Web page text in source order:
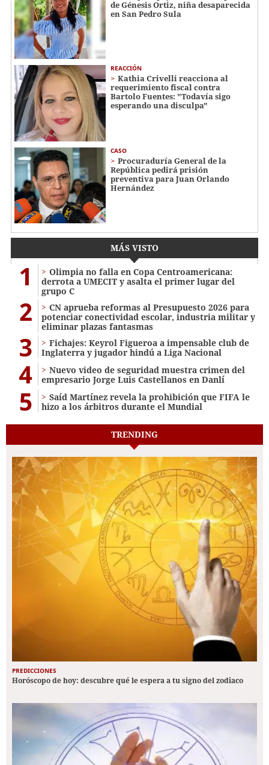
de Génesis Ortiz, niña desaparecida
en San Pedro Sula
REACCIÓN
Kathia Crivelli reacciona al
requerimiento fiscal contra
Bartolo Fuentes: "Todavía sigo
esperando una disculpa"
CASO
Procuraduría General de la
República pedirá prisión
preventiva para Juan Orlando
Hernández
MÁS VISTO
1
Olimpia no falla en Copa Centroamericana:
derrota a UMECIT y asalta el primer lugar del
grupo C
2
CN aprueba reformas al Presupuesto 2026 para
potenciar conectividad escolar, industria militar y
eliminar plazas fantasmas
3
Fichajes: Keyrol Figueroa a impensable club de
Inglaterra y jugador hindú a Liga Nacional
4
Nuevo video de seguridad muestra crimen del
empresario Jorge Luis Castellanos en Danlí
5
Saíd Martínez revela la prohibición que FIFA le
hizo a los árbitros durante el Mundial
TRENDING
PREDICCIONES
Horóscopo de hoy: descubre qué le espera a tu signo del zodiaco